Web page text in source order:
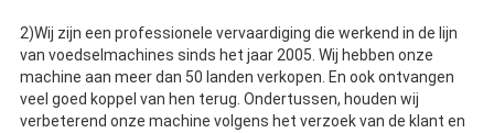
2)Wij zijn een professionele vervaardiging die werkend in de lijn
van voedselmachines sinds het jaar 2005. Wij hebben onze
machine aan meer dan 50 landen verkopen. En ook ontvangen
veel goed koppel van hen terug. Ondertussen, houden wij
verbeterend onze machine volgens het verzoek van de klant en